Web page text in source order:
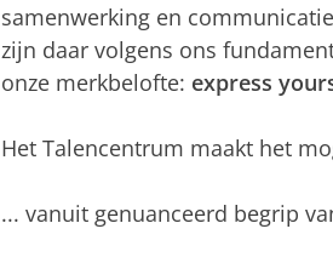
samenwerking en
zijn daar volgens ons
onze merkbelofte: express
Het Talencentrum maakt het
... vanuit genuanceerd begrip